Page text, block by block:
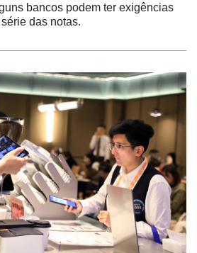
bancos podem ter exigências
das notas.